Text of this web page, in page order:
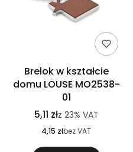
Brelok w kształcie
domu LOUSE MO2538-
01
5,11 złz 23% VAT
4,15 złbez VAT